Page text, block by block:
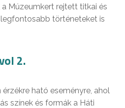
Múzeumkert rejtett titkai és
történeteket is
2.
ható eseményre, ahol
színek és formák a Háti